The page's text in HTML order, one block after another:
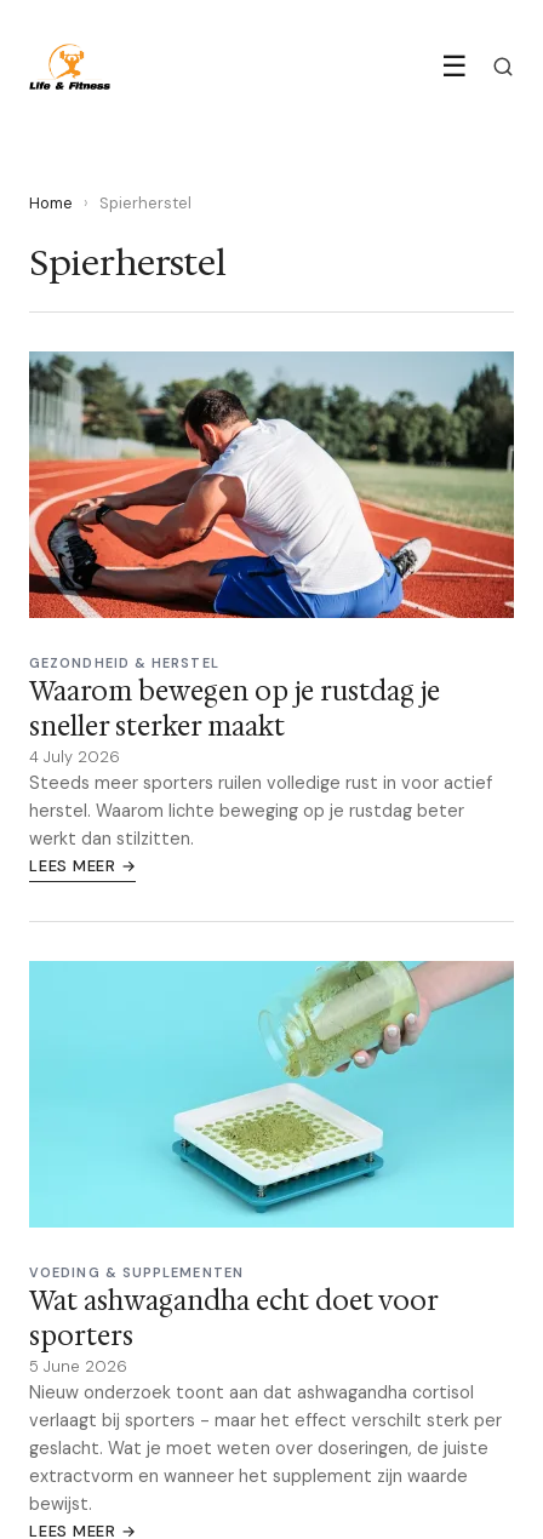
☰
Home › Spierherstel
Spierherstel
GEZONDHEID & HERSTEL
Waarom bewegen op je rustdag je
sneller sterker maakt
4 July 2026
Steeds meer sporters ruilen volledige rust in voor actief
herstel. Waarom lichte beweging op je rustdag beter
werkt dan stilzitten.
LEES MEER →
VOEDING & SUPPLEMENTEN
Wat ashwagandha echt doet voor
sporters
5 June 2026
Nieuw onderzoek toont aan dat ashwagandha cortisol
verlaagt bij sporters - maar het effect verschilt sterk per
geslacht. Wat je moet weten over doseringen, de juiste
extractvorm en wanneer het supplement zijn waarde
bewijst.
LEES MEER →